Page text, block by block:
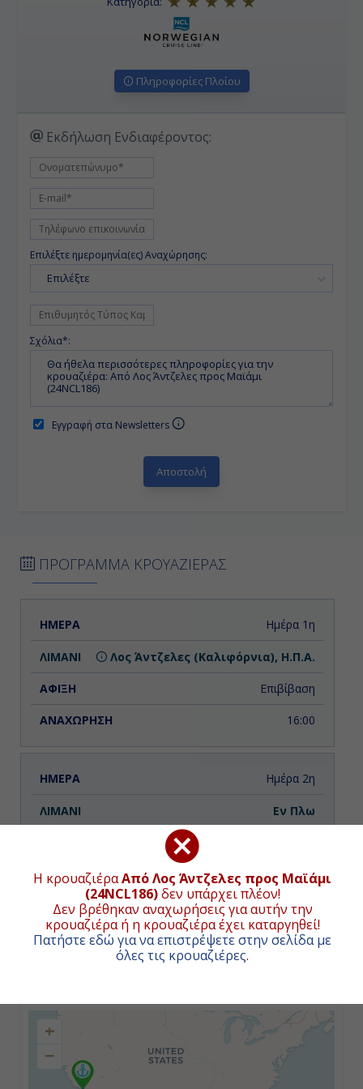
Η κρουαζιέραΑπό Λος Άντζελες προς Μαϊάμι
(24NCL186)δεν υπάρχει πλέον!
Δεν βρέθηκαν αναχωρήσεις για αυτήν την
κρουαζιέρα ή η κρουαζιέρα έχει καταργηθεί!
Πατήστε εδώ για να επιστρέψετε στην σελίδα με
όλες τις κρουαζιέρες.
Πληροφορίες Πλοίου
Εκδήλωση Ενδιαφέροντος:
Επιλέξτε ημερομηνία(ες) Αναχώρησης:
Επιλέξτε
Σχόλια*:
Εγγραφή στα Newsletters
ΠΡΟΓΡΑΜΜΑ ΚΡΟΥΑΖΙΕΡΑΣ
ΗΜΕΡΑ ΑΝΑΧΩΡΗΣΗ
Ημέρα 1η
Λος Άντζελες (Καλιφόρνια), Η.Π.Α.
Επιβίβαση
16:00
Ημέρα 2η
Εν Πλω
-
Ημέρα 3η
Κάμπο Σαν Λούκας, Μεξικό
19:00
ΧΑΡΤΗΣ ΚΡΟΥΑΖΙΕΡΑΣ
+
−